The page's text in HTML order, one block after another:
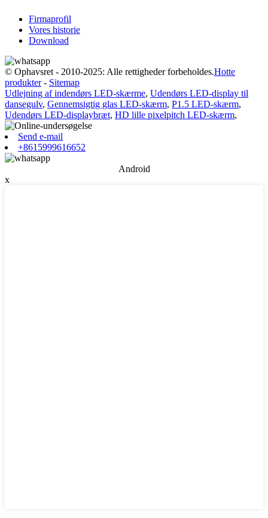
Firmaprofil
Vores historie
Download
© Ophavsret - 2010-2025: Alle rettigheder forbeholdes.Hotte
produkter- Sitemap
Udlejning af indendørs LED-skærme, Udendørs LED-display til
dansegulv, Gennemsigtig glas LED-skærm, P1.5 LED-skærm,
Udendørs LED-displaybræt, HD lille pixelpitch LED-skærm,
Send e-mail
+8615999616652
Android
x